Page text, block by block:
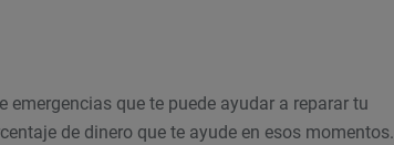
emergencias que te puede ayudar a reparar tu
de dinero que te ayude en esos momentos.